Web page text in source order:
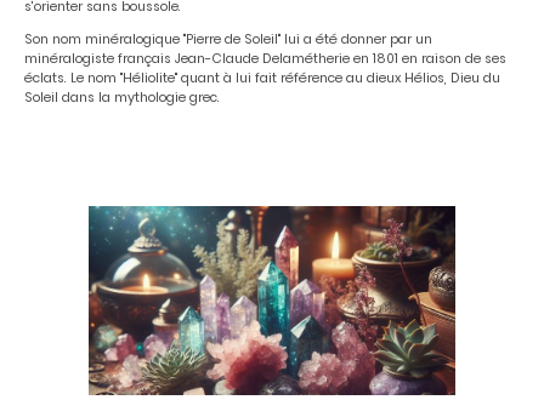
s'orienter sans boussole.
Son nom minéralogique "Pierre de Soleil" lui a été donner par un
minéralogiste français Jean-Claude Delamétherie en 1801 en raison de ses
éclats. Le nom "Héliolite" quant à lui fait référence au dieux Hélios, Dieu du
Soleil dans la mythologie grec.